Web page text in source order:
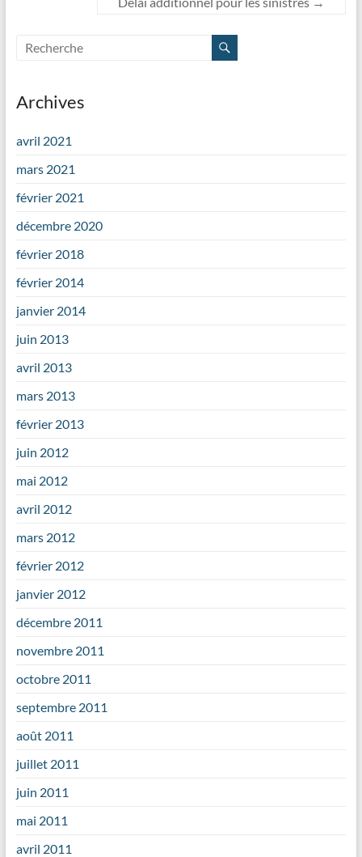
Archives
avril 2021
mars 2021
février 2021
décembre 2020
février 2018
février 2014
janvier 2014
juin 2013
avril 2013
mars 2013
février 2013
juin 2012
mai 2012
avril 2012
mars 2012
février 2012
janvier 2012
décembre 2011
novembre 2011
octobre 2011
septembre 2011
août 2011
juillet 2011
juin 2011
mai 2011
avril 2011